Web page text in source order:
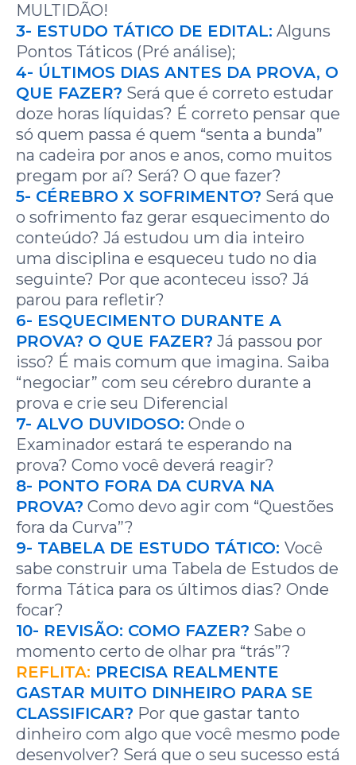
MULTIDÃO!
3- ESTUDO TÁTICO DE EDITAL: Alguns
Pontos Táticos (Pré análise);
4- ÚLTIMOS DIAS ANTES DA PROVA, O
QUE FAZER? Será que é correto estudar
doze horas líquidas? É correto pensar que
só quem passa é quem “senta a bunda”
na cadeira por anos e anos, como muitos
pregam por aí? Será? O que fazer?
5- CÉREBRO X SOFRIMENTO? Será que
o sofrimento faz gerar esquecimento do
conteúdo? Já estudou um dia inteiro
uma disciplina e esqueceu tudo no dia
seguinte? Por que aconteceu isso? Já
parou para refletir?
6- ESQUECIMENTO DURANTE A
PROVA? O QUE FAZER? Já passou por
isso? É mais comum que imagina. Saiba
“negociar” com seu cérebro durante a
prova e crie seu Diferencial
7- ALVO DUVIDOSO: Onde o
Examinador estará te esperando na
prova? Como você deverá reagir?
8- PONTO FORA DA CURVA NA
PROVA? Como devo agir com “Questões
fora da Curva”?
9- TABELA DE ESTUDO TÁTICO: Você
sabe construir uma Tabela de Estudos de
forma Tática para os últimos dias? Onde
focar?
10- REVISÃO: COMO FAZER? Sabe o
momento certo de olhar pra “trás”?
REFLITA: PRECISA REALMENTE
GASTAR MUITO DINHEIRO PARA SE
CLASSIFICAR? Por que gastar tanto
dinheiro com algo que você mesmo pode
desenvolver? Será que o seu sucesso está